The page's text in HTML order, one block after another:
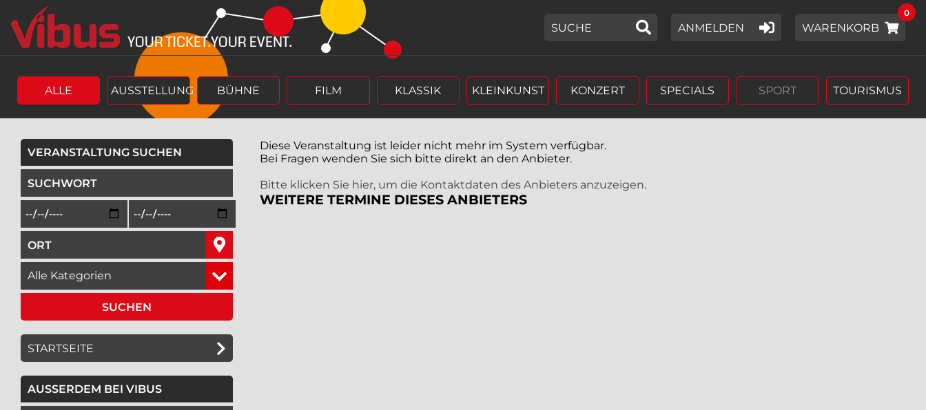
Springe
zum
Hauptinhalt
zum
Menü
GEBEN SIE HIER EIN SUCHWORT EIN,
ANMELDEN WARENKORB
0
ALLE AUSSTELLUNG BÜHNE FILM KLASSIK KLEINKUNST KONZERT SPECIALS SPORT TOURISMUS
VERANSTALTUNG SUCHEN
Beginn des Suchzeitraums in der Form Tag, Monat, Jahr (4 stellig),
Ende des Suchzeitraums in der Form Tag, Monat, Jahr (4 stellig),
geben Sie den Ort ein, in dem Sie suchen wollen,
wählen Sie eine Veranstaltungskategorie aus,
STARTSEITE
AUSSERDEM BEI VIBUS
Diese Veranstaltung ist leider nicht mehr im System verfügbar.
Bei Fragen wenden Sie sich bitte direkt an den Anbieter.
Bitte klicken Sie hier, um die Kontaktdaten des Anbieters anzuzeigen.
WEITERE TERMINE DIESES ANBIETERS